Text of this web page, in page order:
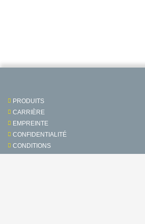
PRODUITS
CARRIÈRE
EMPREINTE
CONFIDENTIALITÉ
CONDITIONS